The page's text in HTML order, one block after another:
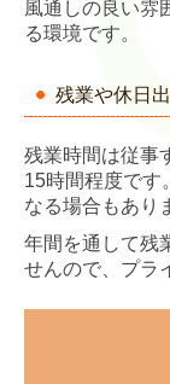
風通しの良い雰
る環境です。
残業や休日
残業時間は従事
15時間程度です
なる場合もあり
年間を通して残
せんので、プラ